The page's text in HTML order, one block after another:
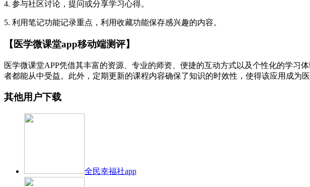
4. 参与社区讨论，提问或分享学习心得。
5. 利用笔记功能记录重点，利用收藏功能保存感兴趣的内容。
【医学微课堂app移动端测评】
医学微课堂APP凭借其丰富的资源、专业的师资、便捷的互动方式以及个性化的学
者都能从中受益。此外，定期更新的课程内容确保了知识的时效性，使得该应用成为
其他用户下载
全民幸福社app